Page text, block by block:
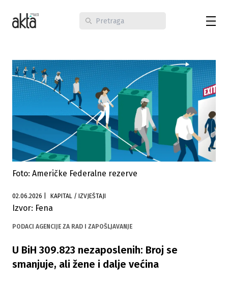
Foto: Američke Federalne rezerve
02.06.2026 KAPITAL / IZVJEŠTAJI
Izvor: Fena
PODACI AGENCIJE ZA RAD I ZAPOŠLJAVANJE
U BiH 309.823 nezaposlenih: Broj se
smanjuje, ali žene i dalje većina